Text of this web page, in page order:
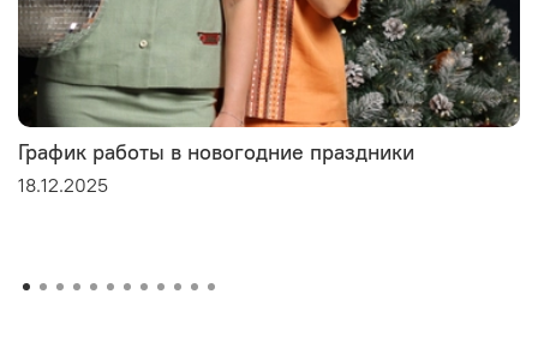
График работы в новогодние праздники
18.12.2025